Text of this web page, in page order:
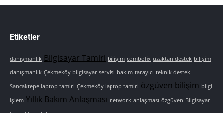
Etiketler
danışmanlık Bilgisayar Tamiri bilişim combofix uzaktan destek bilişim
danışmanlık Çekmeköy bilgisayar servisi bakım tarayıcı teknik destek
Sancaktepe laptop tamiri Çekmeköy laptop tamiri özgüven bilişim bilgi
işlem Yıllık Bakım Anlaşması network anlaşması özgüven Bilgisayar